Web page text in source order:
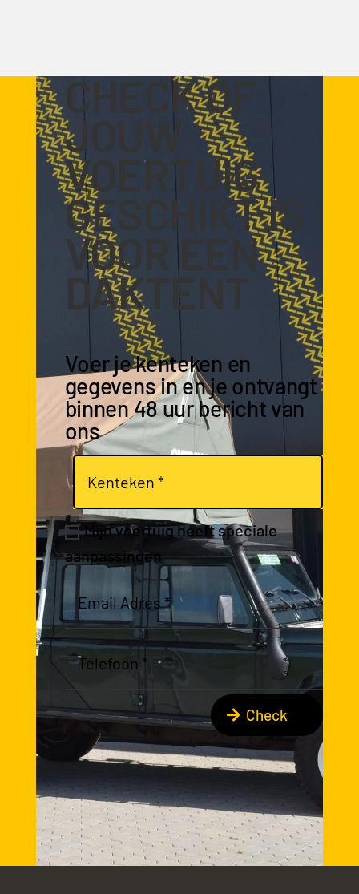
CHECK OF
JOUW
VOERTUIG
GESCHIKT IS
VOOR EEN
DAKTENT
Voer je kenteken en
gegevens in en je ontvangt
binnen 48 uur bericht van
ons
Mijn voertuig heeft speciale
aanpassingen
Check